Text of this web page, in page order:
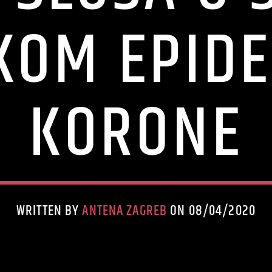
KORONE
WRITTEN BYANTENA ZAGREB ON 08/04/2020